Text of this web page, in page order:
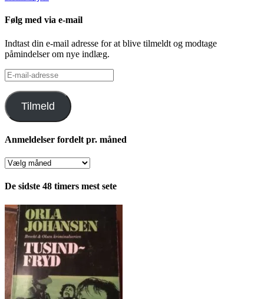
Følg med via e-mail
Indtast din e-mail adresse for at blive tilmeldt og modtage
påmindelser om nye indlæg.
E-
mail-
adresse
Tilmeld
Anmeldelser fordelt pr. måned
Anmeldelser
pr.
De sidste 48 timers mest sete